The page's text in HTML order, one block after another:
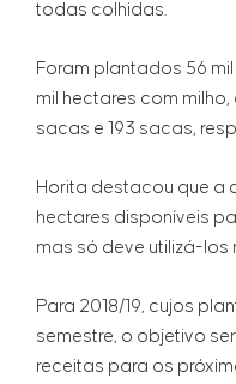
todas colhidas.
Foram plantados 56
mil hectares com
sacas e 193 sacas,
Horita destacou que a
hectares disponíveis
mas só deve utilizá-los
Para 2018/19, cujos
semestre, o objetivo
receitas para os